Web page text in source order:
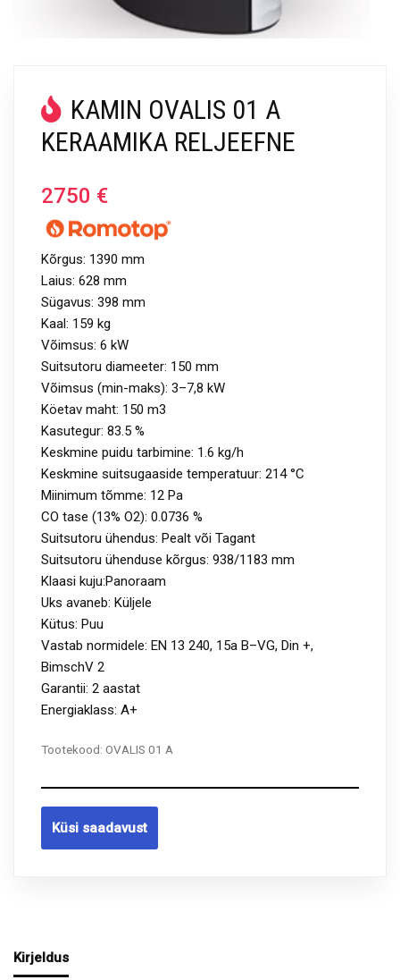
KAMIN OVALIS 01 A
KERAAMIKA RELJEEFNE
2750 €
Kõrgus: 1390 mm
Laius: 628 mm
Sügavus: 398 mm
Kaal: 159 kg
Võimsus: 6 kW
Suitsutoru diameeter: 150 mm
Võimsus (min-maks): 3–7,8 kW
Köetav maht: 150 m3
Kasutegur: 83.5 %
Keskmine puidu tarbimine: 1.6 kg/h
Keskmine suitsugaaside temperatuur: 214 °C
Miinimum tõmme: 12 Pa
CO tase (13% O2): 0.0736 %
Suitsutoru ühendus: Pealt või Tagant
Suitsutoru ühenduse kõrgus: 938/1183 mm
Klaasi kuju:Panoraam
Uks avaneb: Küljele
Kütus: Puu
Vastab normidele: EN 13 240, 15a B–VG, Din +,
BimschV 2
Garantii: 2 aastat
Energiaklass: A+
Tootekood: OVALIS 01 A
Küsi saadavust
Kirjeldus